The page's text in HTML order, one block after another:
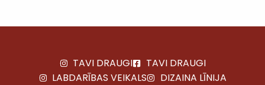
TAVI DRAUGI
TAVI DRAUGI
LABDARĪBAS VEIKALS
DIZAINA LĪNIJA